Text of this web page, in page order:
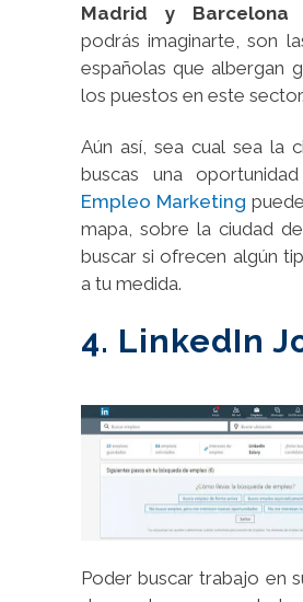
Madrid y Barcelona
podrás imaginarte, son
españolas que albergan
los puestos en este sector.
Aún así, sea cual sea la
buscas una
Empleo Marketing
mapa, sobre la ciudad
buscar si ofrecen algún
a tu medida.
4. LinkedIn
Poder buscar trabajo en